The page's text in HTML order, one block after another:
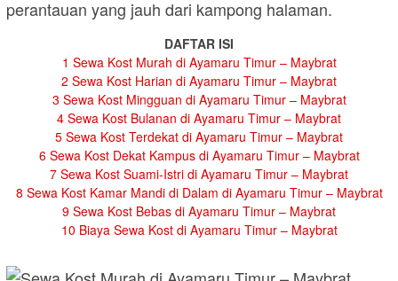
perantauan yang jauh dari kampong halaman.
DAFTAR ISI
1 Sewa Kost Murah di Ayamaru Timur – Maybrat
2 Sewa Kost Harian di Ayamaru Timur – Maybrat
3 Sewa Kost Mingguan di Ayamaru Timur – Maybrat
4 Sewa Kost Bulanan di Ayamaru Timur – Maybrat
5 Sewa Kost Terdekat di Ayamaru Timur – Maybrat
6 Sewa Kost Dekat Kampus di Ayamaru Timur – Maybrat
7 Sewa Kost Suami-Istri di Ayamaru Timur – Maybrat
8 Sewa Kost Kamar Mandi di Dalam di Ayamaru Timur – Maybrat
9 Sewa Kost Bebas di Ayamaru Timur – Maybrat
10 Biaya Sewa Kost di Ayamaru Timur – Maybrat